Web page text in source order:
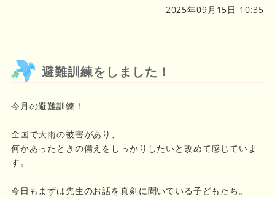
2025年09月15日 10:35
避難訓練をしました！
今月の避難訓練！
全国で大雨の被害があり、
何かあったときの備えをしっかりしたいと改めて感じていま
す。
今日もまずは先生のお話を真剣に聞いている子どもたち。